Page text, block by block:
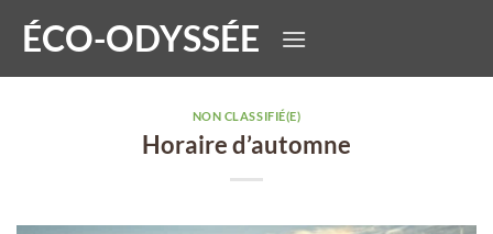
ÉCO-ODYSSÉE
NON CLASSIFIÉ(E)
Horaire d’automne